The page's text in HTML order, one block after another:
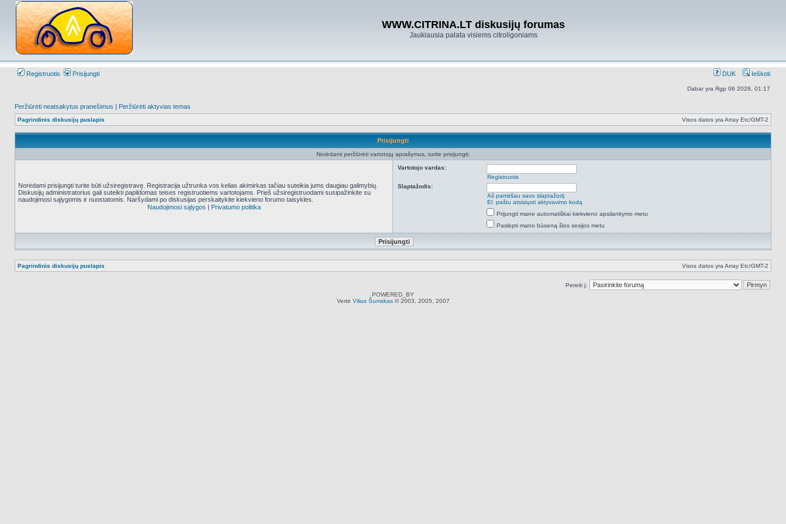
WWW.CITRINA.LT diskusijų forumas
Jaukiausia palata visiems citroligoniams
Registruotis Prisijungti DUK Ieškoti
Dabar yra Rgp 06 2026, 01:17
Peržiūrėti neatsakytus pranešimus | Peržiūrėti aktyvias temas
Pagrindinis diskusijų puslapis Visos datos yra Array Etc/GMT-2
Prisijungti
Norėdami peržiūrėti vartotojų aprašymus, turite prisijungti.
Norėdami prisijungti turite būti užsiregistravę. Registracija užtrunka vos kelias akimirkas tačiau suteikia jums daugiau galimybių.
Diskusijų administratorius gali suteikti papildomas teises registruotiems vartotojams. Prieš užsiregistruodami susipažinkite su
naudojimosi sąlygomis ir nuostatomis. Naršydami po diskusijas perskaitykite kiekvieno forumo taisykles.
Naudojimosi sąlygos | Privatumo politika
Vartotojo vardas:
Registruotis
Slaptažodis:
Aš pamiršau savo slaptažodį
El. paštu atsisiųsti aktyvavimo kodą
Prijungti mane automatiškai kiekvieno apsilankymo metu
Paslėpti mano būseną šios sesijos metu
Pagrindinis diskusijų puslapis Visos datos yra Array Etc/GMT-2
Pereiti į:
POWERED_BY
Vertė Vilius Šumskas© 2003, 2005, 2007